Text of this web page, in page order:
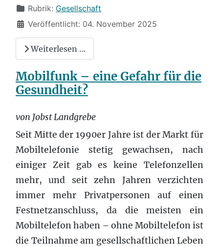
Rubrik: Gesellschaft
Veröffentlicht: 04. November 2025
Weiterlesen …
Mobilfunk – eine Gefahr für die
Gesundheit?
von Jobst Landgrebe
Seit Mitte der 1990er Jahre ist der Markt für
Mobiltelefonie stetig gewachsen, nach
einiger Zeit gab es keine Telefonzellen
mehr, und seit zehn Jahren verzichten
immer mehr Privatpersonen auf einen
Festnetzanschluss, da die meisten ein
Mobiltelefon haben – ohne Mobiltelefon ist
die Teilnahme am gesellschaftlichen Leben